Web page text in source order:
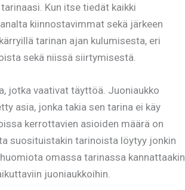
Kun itse tiedät kaikki
kiinnostavimmat sekä järkeen
tarinan ajan kulumisesta, eri
sekä niissä siirtymisestä.
jotka vaativat täyttöä. Juoniaukko
asia, jonka takia sen tarina ei käy
kerrottavien asioiden määrä on
suosituistakin tarinoista löytyy jonkin
omassa tarinassa kannattaakin
juoniaukkoihin.